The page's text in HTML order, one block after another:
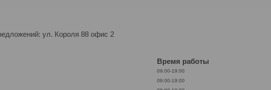
ул. Короля 88 офис 2
Время работы
09:00-19:00
09:00-19:00